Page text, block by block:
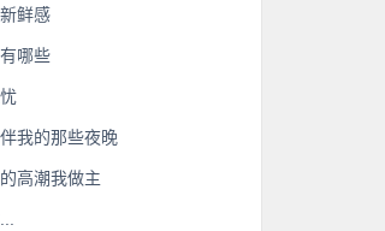
鲜感
哪些
我的那些夜晚
高潮我做主